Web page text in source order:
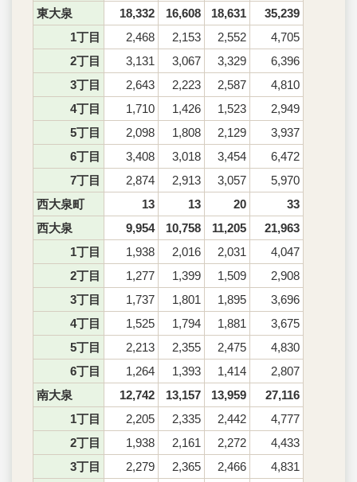
東大泉 18,332 16,608 18,631
35,239
1丁目
2,468 2,153 2,552
4,705
2丁目
3,131 3,067 3,329
6,396
3丁目
2,643 2,223 2,587
4,810
4丁目
1,710 1,426 1,523
2,949
5丁目
2,098 1,808 2,129
3,937
6丁目
3,408 3,018 3,454
6,472
7丁目
2,874 2,913 3,057
5,970
西大泉町
13 13 20
33
西大泉
9,954 10,758 11,205
21,963
1丁目
1,938 2,016 2,031
4,047
2丁目
1,277 1,399 1,509
2,908
3丁目
1,737 1,801 1,895
3,696
4丁目
1,525 1,794 1,881
3,675
5丁目
2,213 2,355 2,475
4,830
6丁目
1,264 1,393 1,414
2,807
南大泉
12,742 13,157 13,959
27,116
1丁目
2,205 2,335 2,442
4,777
2丁目
1,938 2,161 2,272
4,433
3丁目
2,279 2,365 2,466
4,831